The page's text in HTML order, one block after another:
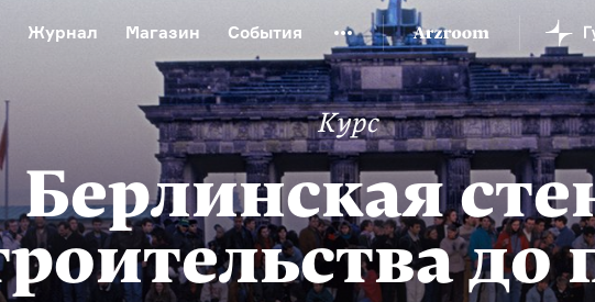
Журнал Магазин События
Новая Третьяковка Онлайн-университет
русской культуры
Русский язык от «гой еси» до «лол кек»
Русское искусство XX века
Русская литература XX века
Курс
Берлинская
до